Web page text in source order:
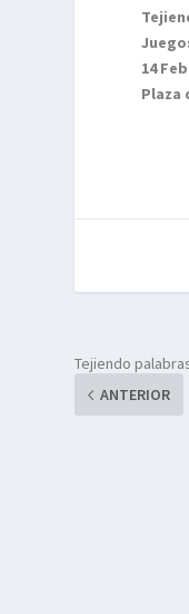
14
Plaza
Tejiendo
ANTERIOR